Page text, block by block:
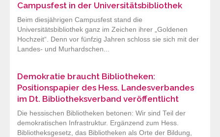
Campusfest in der Universitätsbibliothek
Beim diesjährigen Campusfest stand die
Universitätsbibliothek ganz im Zeichen ihrer „Goldenen
Hochzeit“. Denn vor fünfzig Jahren schloss sie sich mit der
Landes- und Murhardschen...
Demokratie braucht Bibliotheken:
Positionspapier des Hess. Landesverbandes
im Dt. Bibliotheksverband veröffentlicht
Die hessischen Bibliotheken betonen: Wir sind Teil der
demokratischen Infrastruktur. Ergänzend zum Hess.
Bibliotheksgesetz, das Bibliotheken als Orte der Bildung,